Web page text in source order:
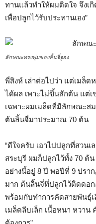
ทานแล้วทำให้ผมติดใจ จึงเ
เพื่อปลูกไว้รับประทานเอง”
ลักษณะทรงพุ่มของลิ้นจี่จูฮง
พี่สิงห์ เล่าต่อไปว่า แต่เมล็ด
ได้ผล เพาะไม่ขึ้นสักต้น แต่
เฉพาะผมเมล็ดที่มีลักษณะส
ต้นลิ้นจี่มาประมาณ 70 ต้น
“ดีใจครับ เอาไปปลูกที่สวน
สระบุรี ผมก็ปลูกไว้ทั้ง 70 ต้
อย่างนี้อยู่ 8 ปี พอปีที่ 9 ปรา
มาก ต้นลิ้นจี่ที่ปลูกไว้ติดดอ
พร้อมกับทำการคัดสายพันธุ์
เมล็ดลีบเล็ก เนื้อหนา หวา